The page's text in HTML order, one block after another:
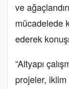
ve
mücadelede
ederek
“Altyapı
projeler,